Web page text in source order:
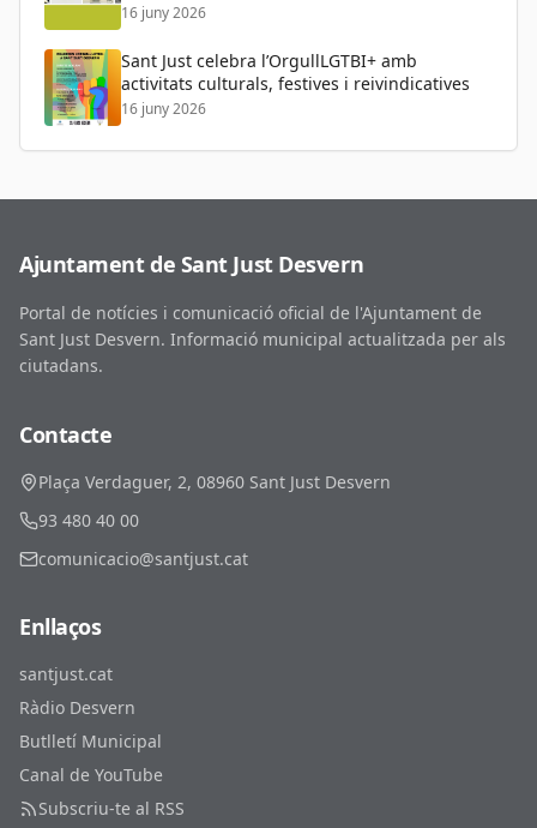
16 juny 2026
Sant Just celebra l’OrgullLGTBI+ amb
activitats culturals, festives i reivindicatives
16 juny 2026
Ajuntament de Sant Just Desvern
Portal de notícies i comunicació oficial de l'Ajuntament de
Sant Just Desvern. Informació municipal actualitzada per als
ciutadans.
Contacte
Plaça Verdaguer, 2, 08960 Sant Just Desvern
93 480 40 00
comunicacio@santjust.cat
Enllaços
santjust.cat
Ràdio Desvern
Butlletí Municipal
Canal de YouTube
Subscriu-te al RSS